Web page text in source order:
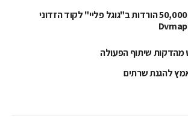
50,000 הורדות ב"גוגל פליי" לקוד הזדוני
Dvmap